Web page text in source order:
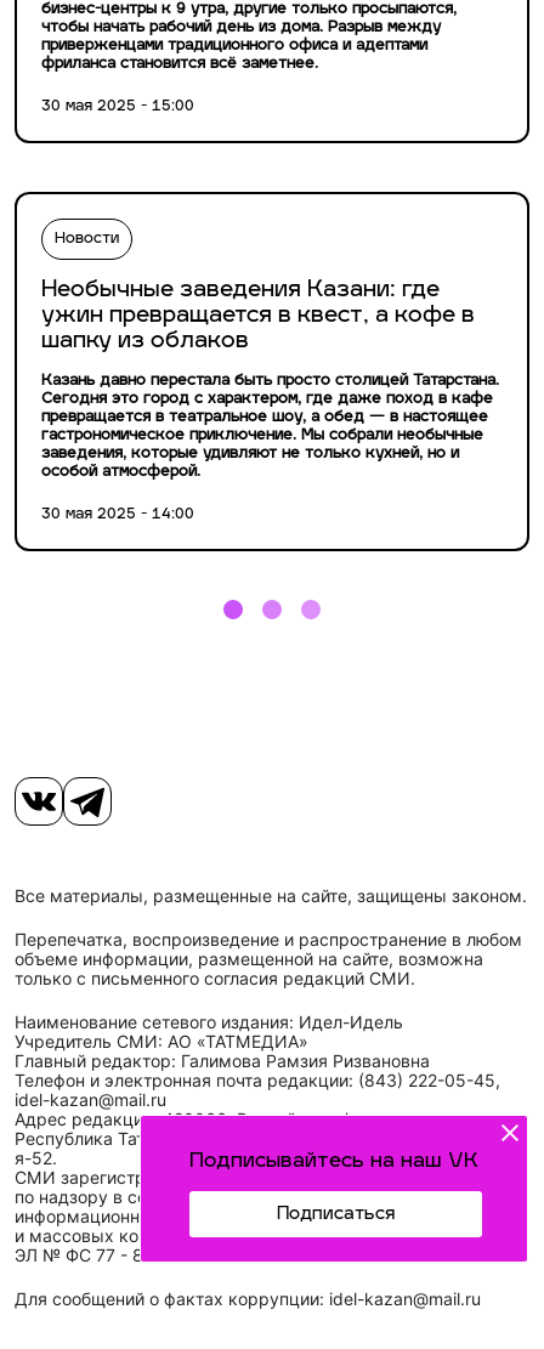
бизнес-центры к 9 утра, другие только просыпаются,
чтобы начать рабочий день из дома. Разрыв между
приверженцами традиционного офиса и адептами
фриланса становится всё заметнее.
30 мая 2025 - 15:00
Новости
Необычные заведения Казани: где
ужин превращается в квест, а кофе в
шапку из облаков
Казань давно перестала быть просто столицей Татарстана.
Сегодня это город с характером, где даже поход в кафе
превращается в театральное шоу, а обед — в настоящее
гастрономическое приключение. Мы собрали необычные
заведения, которые удивляют не только кухней, но и
особой атмосферой.
30 мая 2025 - 14:00
Подписывайтесь на наш VK
Подписаться
Все материалы, размещенные на сайте, защищены законом.
Перепечатка, воспроизведение и распространение в любом
объеме информации, размещенной на сайте, возможна
только с письменного согласия редакций СМИ.
Наименование сетевого издания: Идел-Идель
Учредитель СМИ: АО «ТАТМЕДИА»
Главный редактор: Галимова Рамзия Ризвановна
Телефон и электронная почта редакции: (843) 222-05-45,
idel-kazan@mail.ru
Адрес редакции: 420066, Российская Федерация,
Республика Татарстан, г. Казань, ул. Декабристов, д. 2, а/
я-52.
СМИ зарегистрировано Федеральной службой
по надзору в сфере связи,
информационных технологий
и массовых коммуникаций (Роскомнадзор)
ЭЛ № ФС 77 - 89431 от 14.05.2025
Для сообщений о фактах коррупции: idel-kazan@mail.ru